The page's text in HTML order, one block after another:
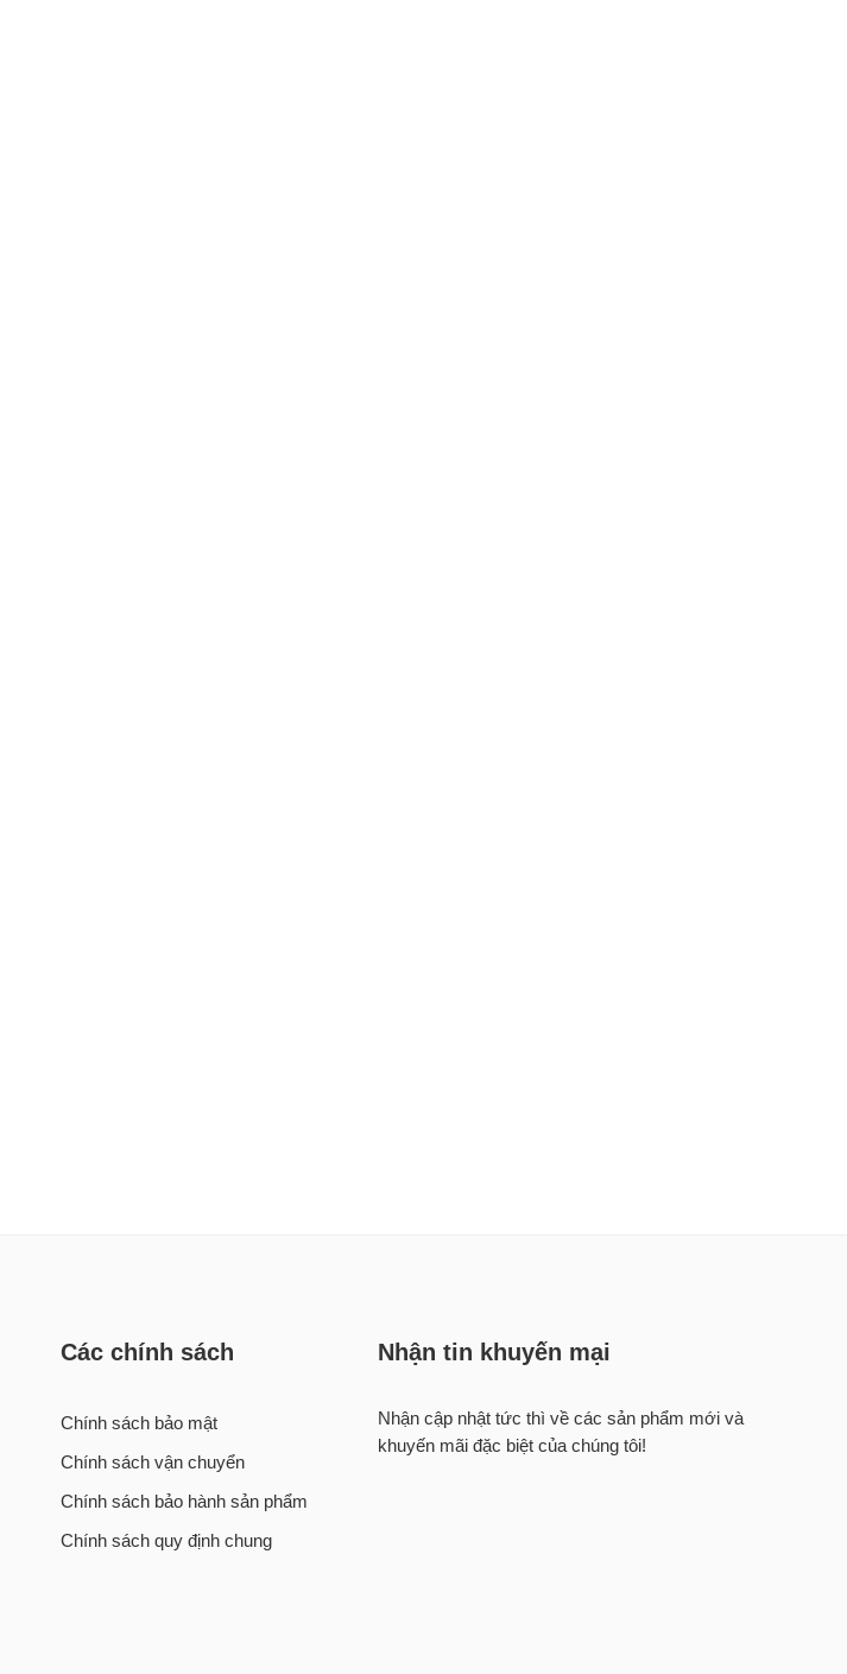
Các chính sách
Chính sách bảo mật
Chính sách vận chuyển
Chính sách bảo hành sản phẩm
Chính sách quy định chung
Nhận tin khuyến mại
Nhận cập nhật tức thì về các sản phẩm mới và
khuyến mãi đặc biệt của chúng tôi!